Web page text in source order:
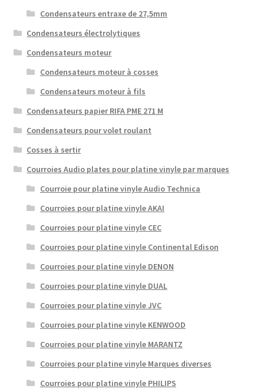
Condensateurs entraxe de 27,5mm
Condensateurs électrolytiques
Condensateurs moteur
Condensateurs moteur à cosses
Condensateurs moteur à fils
Condensateurs papier RIFA PME 271 M
Condensateurs pour volet roulant
Cosses à sertir
Courroies Audio plates pour platine vinyle par marques
Courroie pour platine vinyle Audio Technica
Courroies pour platine vinyle AKAI
Courroies pour platine vinyle CEC
Courroies pour platine vinyle Continental Edison
Courroies pour platine vinyle DENON
Courroies pour platine vinyle DUAL
Courroies pour platine vinyle JVC
Courroies pour platine vinyle KENWOOD
Courroies pour platine vinyle MARANTZ
Courroies pour platine vinyle Marques diverses
Courroies pour platine vinyle PHILIPS